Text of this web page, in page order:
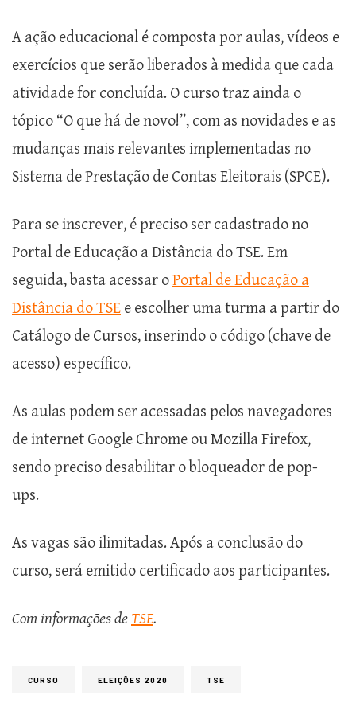
A ação educacional é composta por aulas, vídeos e
exercícios que serão liberados à medida que cada
atividade for concluída. O curso traz ainda o
tópico “O que há de novo!”, com as novidades e as
mudanças mais relevantes implementadas no
Sistema de Prestação de Contas Eleitorais (SPCE).
Para se inscrever, é preciso ser cadastrado no
Portal de Educação a Distância do TSE. Em
seguida, basta acessar oPortal de Educação a
Distância do TSE e escolher uma turma a partir do
Catálogo de Cursos, inserindo o código (chave de
acesso) específico.
As aulas podem ser acessadas pelos navegadores
de internet Google Chrome ou Mozilla Firefox,
sendo preciso desabilitar o bloqueador de pop-
ups.
As vagas são ilimitadas. Após a conclusão do
curso, será emitido certificado aos participantes.
Com informações de TSE.
CURSO ELEIÇÕES 2020 TSE